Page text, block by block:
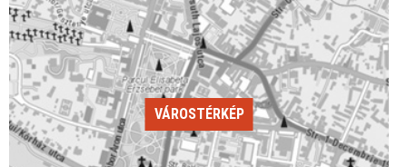
VÁROSTÉRKÉP